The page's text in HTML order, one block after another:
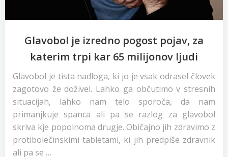
Glavobol je izredno pogost pojav, za
katerim trpi kar 65 milijonov ljudi
Glavobol je tista nadloga, ki jo je vsak odrasel človek
zagotovo že doživel. Lahko ga občutimo v stresnih
situacijah, lahko nam telo sporoča, da nam
primanjkuje spanca ali pa se razlog za glavobol
skriva kje popolnoma drugje. Običajno jih zdravimo z
protibolečinskimi tabletami, ki jih predpiše zdravnik
ali pa se …